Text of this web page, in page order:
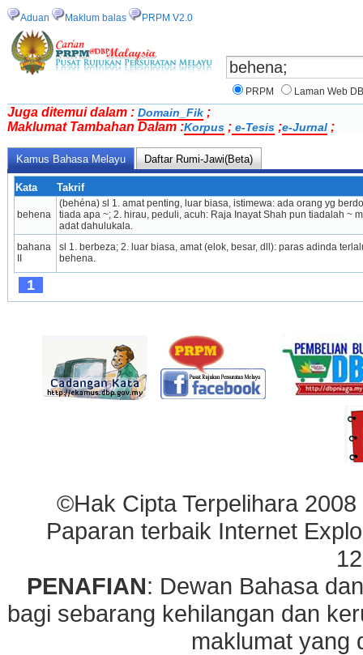
Aduan Maklum balas PRPM V2.0
PRPM Laman Web
Juga ditemui dalam : Domain_Fik ;
Maklumat Tambahan Dalam :Korpus ; e-Tesis ;e-Jurnal ;
Kamus Bahasa Melayu Daftar Rumi-Jawi(Beta)
Kata Takrif
behena
(behéna) sl 1. amat penting, luar biasa, istimewa: ada orang yg
tiada apa ~; 2. hirau, peduli, acuh: Raja Inayat Shah pun tiadalah ~
adat dahulukala.
bahana
sl 1. berbeza; 2. luar biasa, amat (elok, besar, dll): paras adinda
behena.
1
©Hak Cipta Terpelihara
Paparan terbaik Internet
PENAFIAN: Dewan Bahasa
bagi sebarang kehilangan dan
maklumat yang